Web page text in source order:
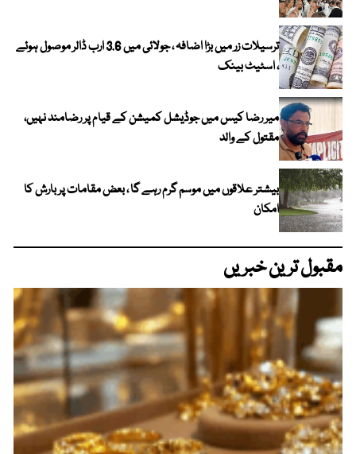
ترسیلات زر میں بڑا اضافہ ، جولائی میں 3.6 ارب ڈالر موصول ہوئے
، اسٹیٹ بینک
میر رضا کیس میں جوڈیشل کمیشن کے قیام پر رضامند نہیں،
مقتول کے والد
بیشتر علاقوں میں موسم گرم رہے گا ، بعض مقامات پر بارش کا
امکان
مقبول ترین خبریں